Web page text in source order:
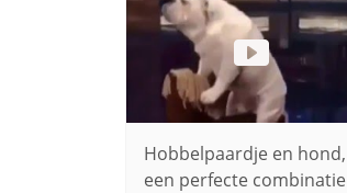
Hobbelpaardje en hond,
een perfecte combinatie